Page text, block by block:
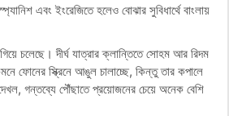
এবং ইংরেজিতে হলেও বোঝার সুবিধার্থে বাংলায়
চলেছে। দীর্ঘ যাত্রার ক্লান্তিতে সোহম আর রিদম
ফোনের স্ক্রিনে আঙুল চালাচ্ছে, কিন্তু তার কপালে
গন্তব্যে পৌঁছাতে প্রয়োজনের চেয়ে অনেক বেশি